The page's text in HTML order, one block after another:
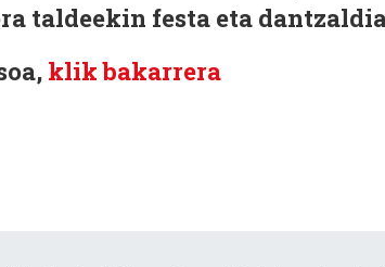
taldeekin festa eta
klik bakarrera